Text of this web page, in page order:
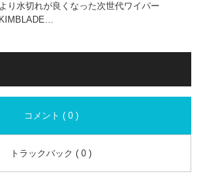
り水切れが良くなった次世代ワイパー
KIMBLADE…
コメント ( 0 )
トラックバック ( 0 )